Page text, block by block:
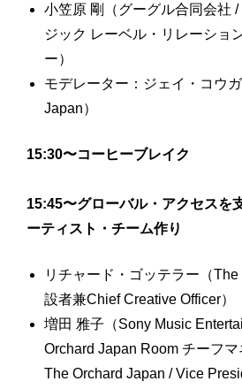
小笠原 剛（グーグル合同会社
ジック レーベル・リレーショ
ー）
モデレーター：ジェイ・コウ
Japan）
15:30〜コーヒーブレイク
15:45〜グローバル・アクセスを
ーティスト・チーム作り
リチャード・ゴッテラー（The
設者兼Chief Creative Officer）
増田 雅子（Sony Music
Orchard Japan Room チーフ
The Orchard Japan / Vice